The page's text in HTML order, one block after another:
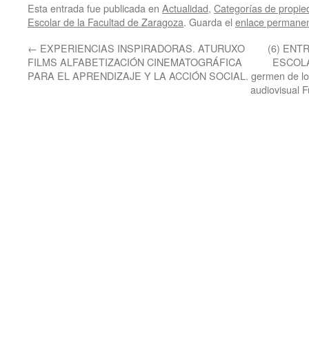
Esta entrada fue publicada en Actualidad, Categorías de
Escolar de la Facultad de Zaragoza. Guarda el enlace
← EXPERIENCIAS INSPIRADORAS. ATURUXO
FILMS ALFABETIZACIÓN CINEMATOGRÁFICA
PARA EL APRENDIZAJE Y LA ACCIÓN SOCIAL.
(6)
germen de
audiovisual